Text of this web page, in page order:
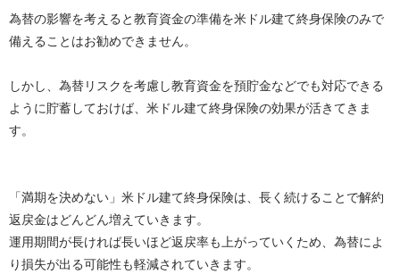
為替の影響を考えると教育資金の準備を米ドル建て終身保険のみで
備えることはお勧めできません。
しかし、為替リスクを考慮し教育資金を預貯金などでも対応できる
ように貯蓄しておけば、米ドル建て終身保険の効果が活きてきま
す。
「満期を決めない」米ドル建て終身保険は、長く続けることで解約
返戻金はどんどん増えていきます。
運用期間が長ければ長いほど返戻率も上がっていくため、為替によ
り損失が出る可能性も軽減されていきます。